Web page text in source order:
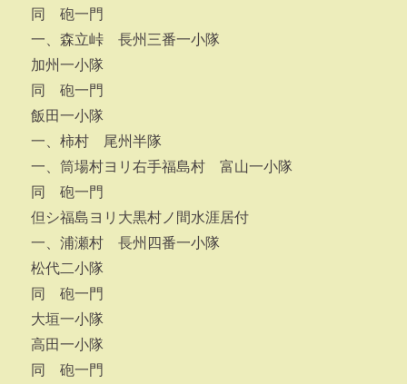
同 砲一門
一、森立峠 長州三番一小隊
加州一小隊
同 砲一門
飯田一小隊
一、柿村 尾州半隊
一、筒場村ヨリ右手福島村 富山一小隊
同 砲一門
但シ福島ヨリ大黒村ノ間水涯居付
一、浦瀬村 長州四番一小隊
松代二小隊
同 砲一門
大垣一小隊
高田一小隊
同 砲一門